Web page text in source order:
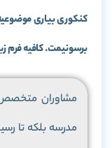
کنکوری بیاری
برسونیمت. کافیه فرم
مشاوران متخصص
مدرسه بلکه تا